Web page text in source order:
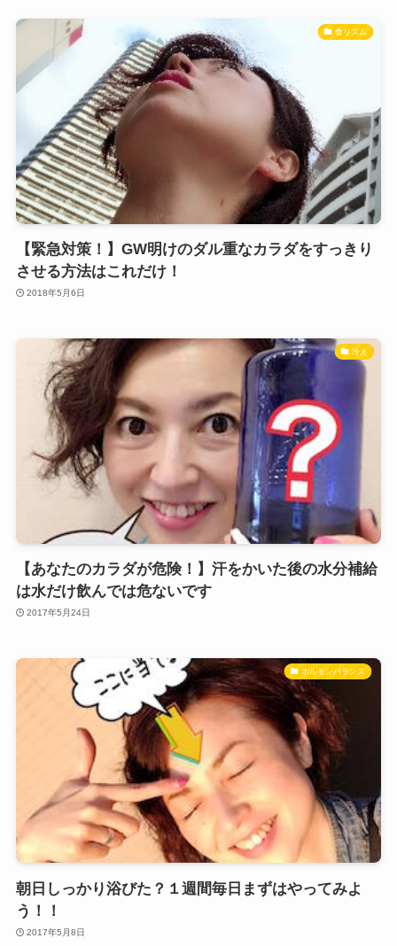
食リズム
【緊急対策！】GW明けのダル重なカラダをすっきり
させる方法はこれだけ！
2018年5月6日
冷え
【あなたのカラダが危険！】汗をかいた後の水分補給
は水だけ飲んでは危ないです
2017年5月24日
ホルモンバランス
朝日しっかり浴びた？１週間毎日まずはやってみよ
う！！
2017年5月8日